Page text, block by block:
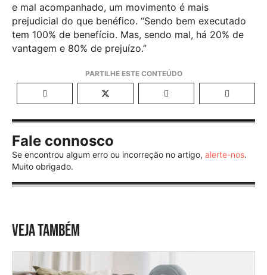
e mal acompanhado, um movimento é mais
prejudicial do que benéfico. “Sendo bem executado
tem 100% de benefício. Mas, sendo mal, há 20% de
vantagem e 80% de prejuízo.”
Fale connosco
Se encontrou algum erro ou incorreção no artigo, alerte-nos.
Muito obrigado.
VEJA TAMBÉM